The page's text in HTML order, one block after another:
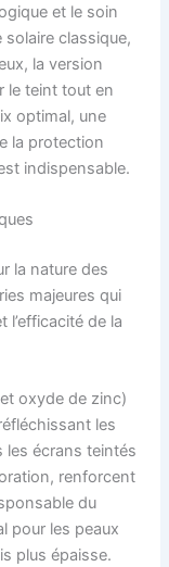
et le soin
classique,
la version
le teint tout en
optimal, une
la protection
indispensable.
la nature des
majeures qui
l’efficacité de la
oxyde de zinc)
les
les écrans teintés
renforcent
du
pour les peaux
plus épaisse.